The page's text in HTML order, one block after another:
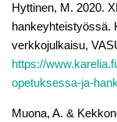
Hyttinen, M. 2020.
hankeyhteistyössä.
verkkojulkaisu,
https://
opetuksessa-ja-
Muona, A. &